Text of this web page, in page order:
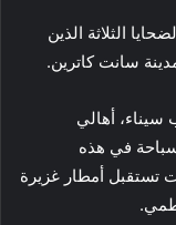
الثلاثة الذين
سانت كاترين.
سيناء، أهالي
في هذه
تستقبل أمطار غزيرة